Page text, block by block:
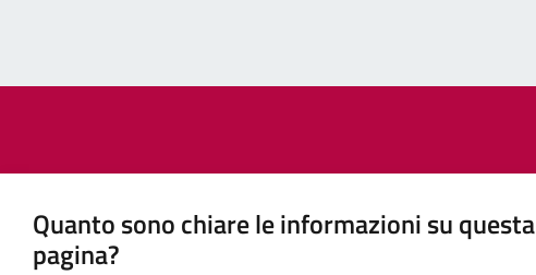
Quanto sono chiare le informazioni su questa
pagina?